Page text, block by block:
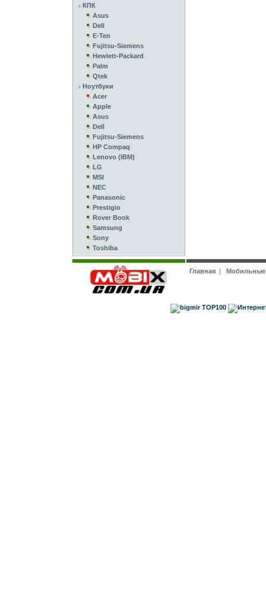
КПК
Asus
Dell
E-Ten
Fujitsu-Siemens
Hewlett-Packard
Palm
Qtek
Ноутбуки
Acer
Apple
Asus
Dell
Fujitsu-Siemens
HP Compaq
Lenovo (IBM)
LG
MSI
NEC
Panasonic
Prestigio
Rover Book
Samsung
Sony
Toshiba
Главная|